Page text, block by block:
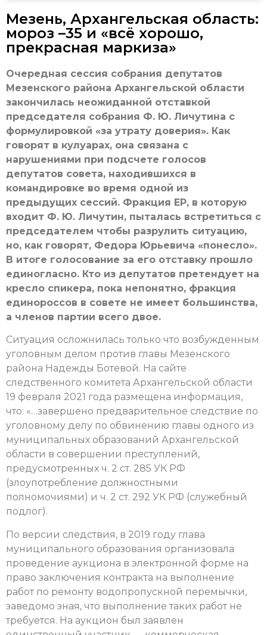
Мезень, Архангельская область:
мороз –35 и «всё хорошо,
прекрасная маркиза»
Очередная сессия собрания депутатов
Мезенского района Архангельской области
закончилась неожиданной отставкой
председателя собрания Ф. Ю. Личутина с
формулировкой «за утрату доверия». Как
говорят в кулуарах, она связана с
нарушениями при подсчете голосов
депутатов совета, находившихся в
командировке во время одной из
предыдущих сессий. Фракция ЕР, в которую
входит Ф. Ю. Личутин, пыталась встретиться с
председателем чтобы разрулить ситуацию,
но, как говорят, Федора Юрьевича «понесло».
В итоге голосование за его отставку прошло
единогласно. Кто из депутатов претендует на
кресло спикера, пока непонятно, фракция
единороссов в совете не имеет большинства,
а членов партии всего двое.
Ситуация осложнилась только что возбужденным
уголовным делом против главы Мезенского
района Надежды Ботевой. На сайте
следственного комитета Архангельской области
19 февраля 2021 года размещена информация,
что: «…завершено предварительное следствие по
уголовному делу по обвинению главы одного из
муниципальных образований Архангельской
области в совершении преступлений,
предусмотренных ч. 2 ст. 285 УК РФ
(злоупотребление должностными
полномочиями) и ч. 2 ст. 292 УК РФ (служебный
подлог).
По версии следствия, в 2019 году глава
муниципального образования организовала
проведение аукциона в электронной форме на
право заключения контракта на выполнение
работ по ремонту водопропускной перемычки,
заведомо зная, что выполнение таких работ не
требуется. На аукцион был заявлен